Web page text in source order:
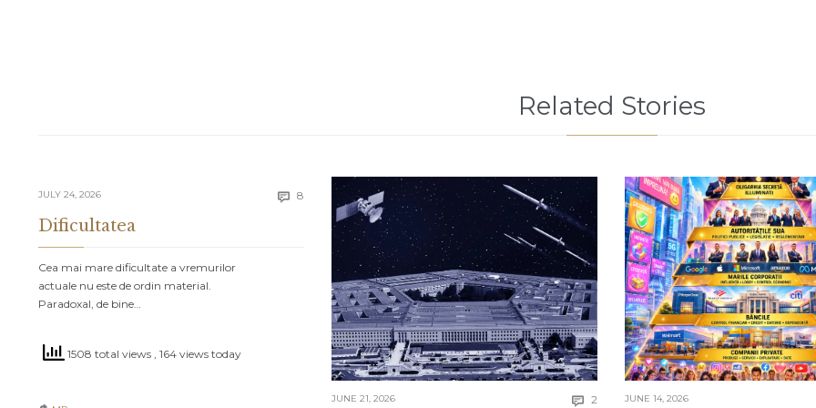
Related Stories
JULY 24, 2026  8 Comments
Dificultatea
Cea mai mare dificultate a vremurilor
actuale nu este de ordin material.
Paradoxal, de bine…
1508 total views , 164 views today
JUNE 21, 2026  2 Comments
JUNE 14, 2026